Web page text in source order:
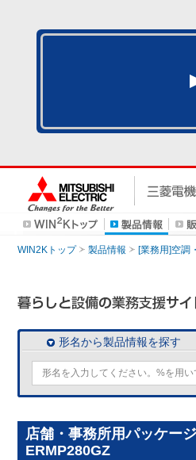
WIN2Kトップ 製品情報 [業務用]空調
形名から製品情報を探す
店舗・事務所用パッケー
ERMP280GZ